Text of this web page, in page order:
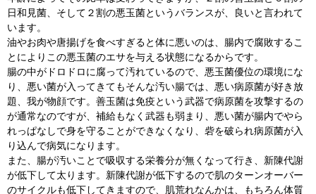
日和見菌、そして２割の悪玉菌というバランスが、良いと言われて
います。
油やお肉や唐揚げを食べすぎると体に悪いのは、腸内で腐敗するこ
とによりこの悪玉菌のエサを与える状態になるからです。
腸の中がドロドロに腐って汚れているので、悪玉菌優位の環境にな
り、悪い菌が入ってきてもそんな汚い腸では、悪い病原菌が好き放
題、我が物顔です。善玉菌は免疫という武器で病原菌を攻撃するの
が通常なのですが、補給もなく武器も弱まり、悪い菌が腸内でやら
れっぱなしで身を守ることができなくなり、砦を破られ病原菌が入
り込んで病気になります。
また、腸が汚いことで吸収する栄養分が無くなって行き、新陳代謝
が低下して太ります。新陳代謝が低下するので肌のターンオーバー
のサイクルも低下してきますので、肌荒れなんかは、もちろん体質